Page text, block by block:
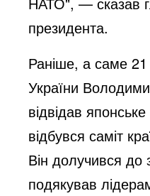
президента.
Раніше, а саме
України
відвідав
відбувся саміт
Він долучився до
подякував